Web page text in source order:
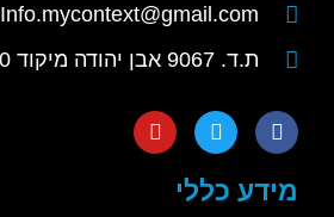
Info.mycontext@gmail.com
ת.ד. 9067 אבן יהודה מיקוד 40500
מידע כללי